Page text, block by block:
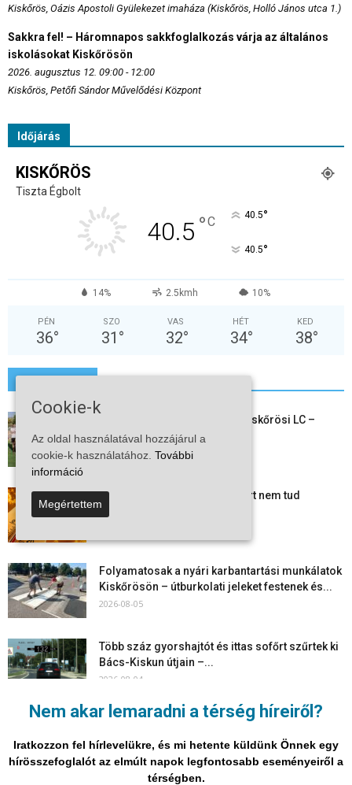
Nem akar lemaradni a térség híreiről?
Iratkozzon fel hírlevelükre, és mi hetente küldünk Önnek egy
hírösszefoglalót az elmúlt napok legfontosabb eseményeiről a
térségben.
Kiskőrös, Oázis Apostoli Gyülekezet imaháza (Kiskőrös, Holló János utca 1.)
Sakkra fel! – Háromnapos sakkfoglalkozás várja az általános
iskolásokat Kiskőrösön
2026. augusztus 12. 09:00 - 12:00
Kiskőrös, Petőfi Sándor Művelődési Központ
Időjárás
KISKŐRÖS
Tiszta Égbolt
40.5 °C 40.5°
40.5°
14% 2.5kmh 10%
PÉN
36°
SZO
31 °
VAS
32°
HÉT
34°
KED
38°
Megkezdte a felkészülést a Kiskőrösi LC –
együtt maradt a keret,...
2026-08-06
Mi történik Európa felett? Ezért nem tud
szabadulni a kontinens a...
Folyamatosak a nyári karbantartási munkálatok
Kiskőrösön – útburkolati jeleket festenek és...
2026-08-05
Több száz gyorshajtót és ittas sofőrt szűrtek ki
Bács-Kiskun útjain –...
2026-08-04
Elektronikus nyugtaadat-szolgáltatás: négy
hónapos átállási időszakot biztosít a NAV a
vállalkozásoknak
Cookie-k
Az oldal használatával hozzájárul a
cookie-k használatához. További
információ
Megértettem